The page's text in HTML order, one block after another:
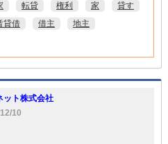
転貸 権利 家
貸す
貸借 借主
地主
ット株式会社
10